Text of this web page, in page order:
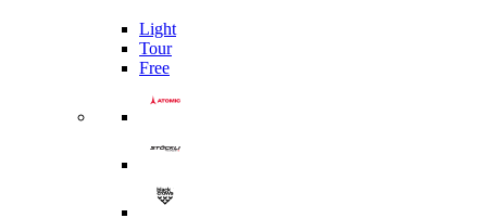
Light
Tour
Free